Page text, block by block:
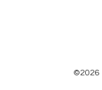
©2026